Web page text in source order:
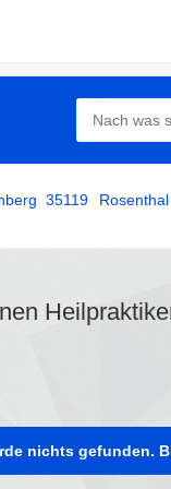
35119 Rosenthal
nichts gefunden.